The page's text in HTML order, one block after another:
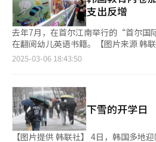
支出反增
去年7月，在首尔江南举行的“首尔国
在翻阅幼儿英语书籍。【图片来源 韩联社】 一项调查显示
韩国学龄人口锐减，但教育支出不减反
影响，课外辅导费用逐年增加。有预测
济结构，很难扭转目前情况。 统计厅于6日发布的数据显示，2024
年韩国新生儿数达23.83万人，较20年
少50%。同期，学龄人口从1051.9万人
34%。去年，没有新生的小学达112
2025-03-06 18:43:50
下雪的开学日
【图片提供 韩联社】 4日，韩国多地迎降雪天气，当天正值各高校